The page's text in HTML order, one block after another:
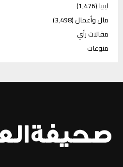
ليبيا(1٬476)
مال وأعمال(3٬498)
مقالات رأي
منوعات